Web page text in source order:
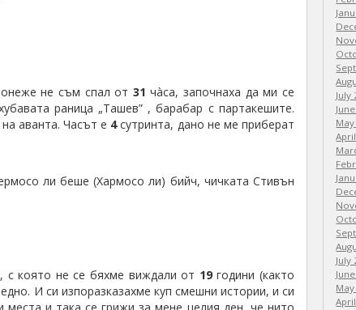
не съм спал от 31 чàса, започнаха да ми се
раница „Ташев” , барабар с партакешите.
аванта. Часът е 4сутринта, дано не ме приберат
ли беше (Хармосо ли) бийч, чичката Стивън
която не се бяхме виждали от 19години (както
И си изпоразказахме куп смешни истории, и си
July
July